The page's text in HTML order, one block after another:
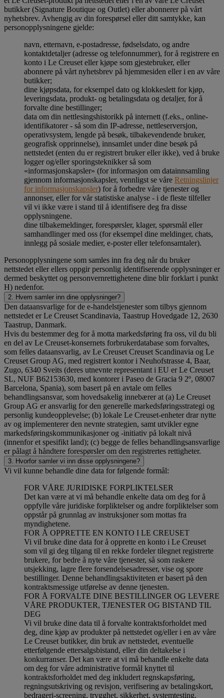
butikker (Signature Boutique og Outlet) eller abonnerer på vårt
nyhetsbrev. Avhengig av din forespørsel eller ditt samtykke, kan
personopplysningene gjelde:
navn, etternavn, e-postadresse, fødselsdato, og andre
kontaktdetaljer (adresse og telefonnummer), for å registrere en
konto i Le Creuset eller kjøpe som gjestebruker, eller
abonnere på vårt nyhetsbrev på hjemmesiden eller i en av våre
butikker;
dine kjøpsdata, for eksempel dato og klokkeslett for kjøp,
leveringsdata, produkt- og betalingsdata og detaljer, for å
forvalte dine bestillinger;
data om din nettlesingshistorikk på internett (f.eks., online-
identifikatorer - så som din IP-adresse, nettleserversjon,
operativsystem, lengde på besøk, tilbakevendende bruker,
geografisk opprinnelse), innsamlet under dine besøk på
nettstedet (enten du er registrert bruker eller ikke), ved å bruke
logger og/eller sporingsteknikker så som
«informasjonskapsler» (for informasjon om datainnsamling
gjennom informasjonskapsler, vennligst se våre Retningslinjer
for informasjonskapsler) for å forbedre våre tjenester og
annonser, eller for vår statistiske analyse - i de fleste tilfeller
vil vi ikke være i stand til å identifisere deg fra disse
opplysningene.
dine tilbakemeldinger, forespørsler, klager, spørsmål eller
samhandlinger med oss (for eksempel dine meldinger, chats,
innlegg på sosiale medier, e-poster eller telefonsamtaler).
Personopplysningene som samles inn fra deg når du bruker
nettstedet eller ellers oppgir personlig identifiserende opplysninger er
dermed beskyttet og personvernrettighetene dine blir forklart i punkt
H) nedenfor.
2. Hvem samler inn dine opplysninger?
Den dataansvarlige for de e-handelstjenester som tilbys gjennom
nettstedet er Le Creuset Scandinavia, Taastrup Hovedgade 12, 2630
Taastrup, Danmark.
Hvis du bestemmer deg for å motta markedsføring fra oss, vil du bli
en del av Le Creuset-konsernets forbrukerdatabase som forvaltes,
som felles dataansvarlig, av Le Creuset Creuset Scandinavia og Le
Creuset Group AG, med registrert kontor i Neuhofstrasse 4, Baar,
Zugo, 6340 Sveits (deres utnevnte representant i EU er Le Creuset
SL, NUF B62153630, med kontorer i Paseo de Gracia 9 2º, 08007
Barcelona, Spania), som basert på en avtale om felles
behandlingsansvar, som hovedsakelig innebærer at (a) Le Creuset
Group AG er ansvarlig for den generelle markedsføringsstrategi og
personlig kundeopplevelse; (b) lokale Le Creuset-enheter drar nytte
av og implementerer den nevnte strategien, samt utvikler egne
markedsføringskommunikasjoner og -initiativ på lokalt nivå
(innenfor et spesifikt land); (c) begge de felles behandlingsansvarlige
er pålagt å håndtere forespørsler om den registrertes rettigheter.
3. Hvorfor samler vi inn disse opplysningene?
Vi vil kunne behandle dine data for følgende formål:
FOR VÅRE JURIDISKE FORPLIKTELSER
Det kan være at vi må behandle enkelte data om deg for å
oppfylle våre juridiske forpliktelser og andre forpliktelser som
oppstår på grunnlag av instruksjoner som mottas fra
myndighetene.
FOR Å OPPRETTE EN KONTO I LE CREUSET
Vi vil bruke dine data for å opprette en konto i Le Creuset
som vil gi deg tilgang til en rekke fordeler tilegnet registrerte
brukere, for bedre å nyte våre tjenester, så som raskere
utsjekking, lagre flere forsendelsesadresser, vise og spore
bestillinger. Denne behandlingsaktiviteten er basert på den
kontraktsmessige utførelse av denne tjenesten.
FOR Å FORVALTE DINE BESTILLINGER OG LEVERE
VÅRE PRODUKTER, TJENESTER OG BISTAND TIL
DEG
Vi vil bruke dine data til å forvalte kontraktsforholdet med
deg, dine kjøp av produkter på nettstedet og/eller i en av våre
Le Creuset butikker, din bruk av nettstedet, eventuelle
etterfølgende ettersalgsbistand, eller din deltakelse i
konkurranser. Det kan være at vi må behandle enkelte data
om deg for våre administrative formål knyttet til
kontraktsforholdet med deg inkludert regnskapsføring,
regningsutskriving og revisjon, verifisering av betalingskort,
bedrageri-screening, trygghet, sikkerhet, systemtesting,